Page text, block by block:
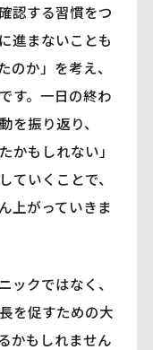
認する習慣をつ
進まないことも
のか」を考え、
す。一日の終わ
を振り返り、
かもしれない」
ていくことで、
上がっていきま
ックではなく、
を促すための大
かもしれません